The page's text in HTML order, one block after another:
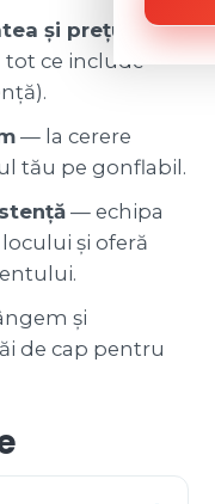
și prețul
—
tot ce include
— la cerere
tău pe gonflabil.
— echipa
și oferă
și
de cap pentru